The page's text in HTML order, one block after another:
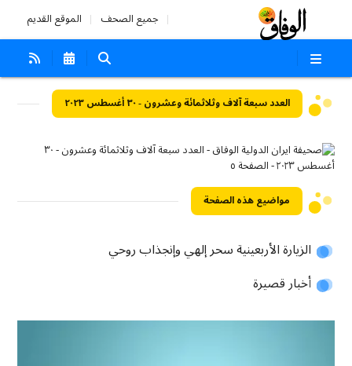
جميع الصحف الموقع القديم
العدد سبعة آلاف وثلاثمائة وعشرون - ٣٠ أغسطس ٢٠٢٣
مواضيع هذه الصفحة
الزيارة الأربعينية سحر إلهي وإنجذاب روحي
أخبار قصيرة